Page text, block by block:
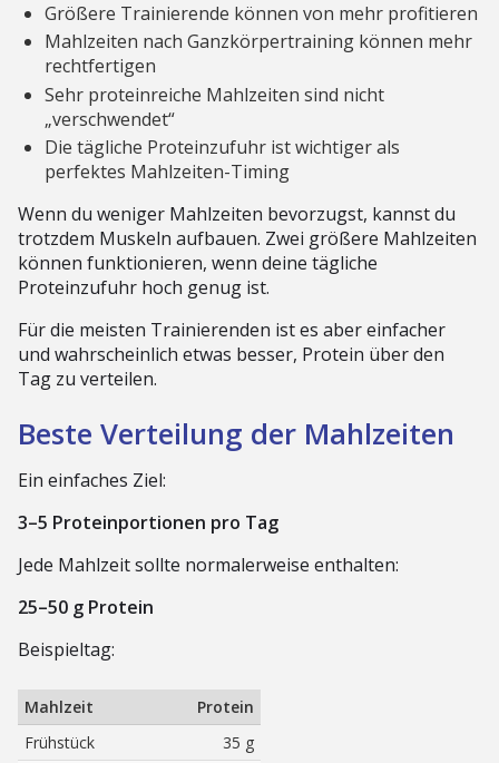
Größere Trainierende können von mehr profitieren
Mahlzeiten nach Ganzkörpertraining können mehr
rechtfertigen
Sehr proteinreiche Mahlzeiten sind nicht
„verschwendet“
Die tägliche Proteinzufuhr ist wichtiger als
perfektes Mahlzeiten-Timing
Wenn du weniger Mahlzeiten bevorzugst, kannst du
trotzdem Muskeln aufbauen. Zwei größere Mahlzeiten
können funktionieren, wenn deine tägliche
Proteinzufuhr hoch genug ist.
Für die meisten Trainierenden ist es aber einfacher
und wahrscheinlich etwas besser, Protein über den
Tag zu verteilen.
Beste Verteilung der Mahlzeiten
Ein einfaches Ziel:
3–5 Proteinportionen pro Tag
Jede Mahlzeit sollte normalerweise enthalten:
25–50 g Protein
Beispieltag:
Mahlzeit
Protein
Frühstück
35 g